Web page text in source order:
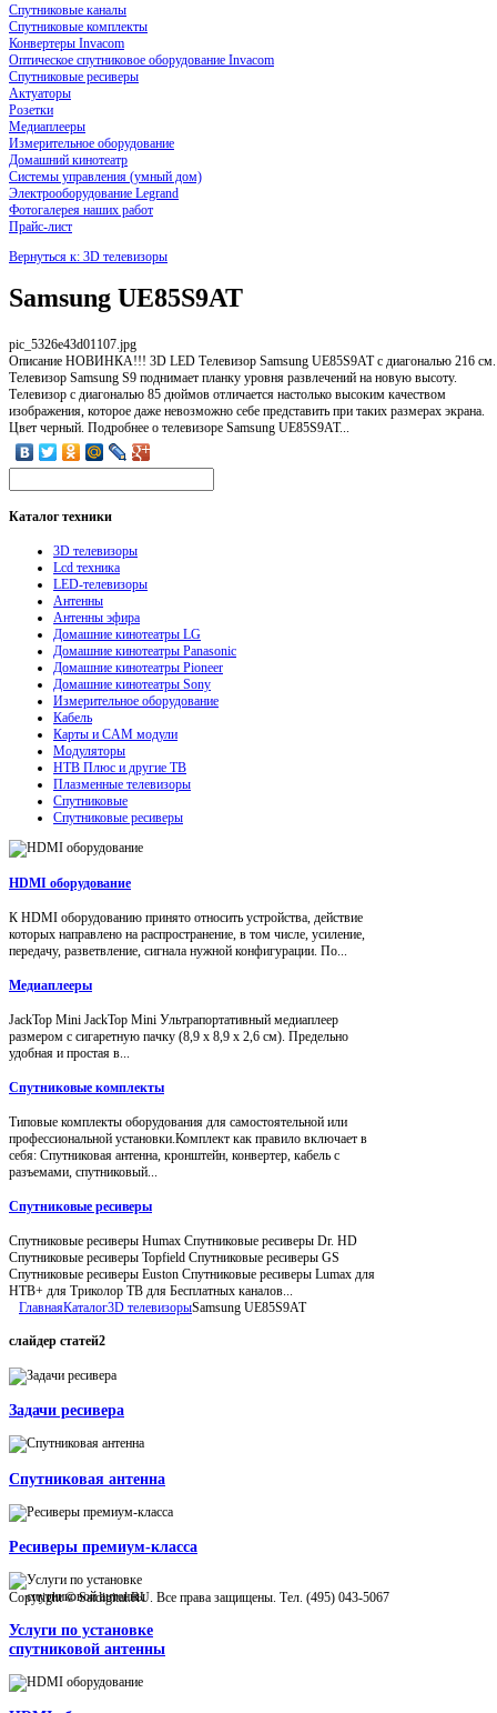
Спутниковые каналы
Спутниковые комплекты
Конвертеры Invacom
Оптическое спутниковое оборудование Invacom
Спутниковые ресиверы
Актуаторы
Розетки
Медиаплееры
Измерительное оборудование
Домашний кинотеатр
Системы управления (умный дом)
Электрооборудование Legrand
Фотогалерея наших работ
Прайс-лист
Вернуться к: 3D телевизоры
Samsung UE85S9AT
pic_5326e43d01107.jpg
Описание НОВИНКА!!! 3D LED Телевизор Samsung UE85S9AT с диагональю 216 см.
Телевизор Samsung S9 поднимает планку уровня развлечений на новую высоту.
Телевизор с диагональю 85 дюймов отличается настолько высоким качеством
изображения, которое даже невозможно себе представить при таких размерах экрана.
Цвет черный. Подробнее о телевизоре Samsung UE85S9AT...
Каталогтехники
3D телевизоры
Lcd техника
LED-телевизоры
Антенны
Антенны эфира
Домашние кинотеатры LG
Домашние кинотеатры Panasonic
Домашние кинотеатры Pioneer
Домашние кинотеатры Sony
Измерительное оборудование
Кабель
Карты и CAM модули
Модуляторы
НТВ Плюс и другие ТВ
Плазменные телевизоры
Спутниковые
Спутниковые ресиверы
HDMI оборудование
К HDMI оборудованию принято относить устройства, действие
которых направлено на распространение, в том числе, усиление,
передачу, разветвление, сигнала нужной конфигурации. По...
Медиаплееры
JackTop Mini JackTop Mini Ультрапортативный медиаплеер
размером с сигаретную пачку (8,9 x 8,9 x 2,6 см). Предельно
удобная и простая в...
Спутниковые комплекты
Типовые комплекты оборудования для самостоятельной или
профессиональной установки.Комплект как правило включает в
себя: Спутниковая антенна, кронштейн, конвертер, кабель с
разъемами, спутниковый...
Спутниковые ресиверы
Спутниковые ресиверы Humax Спутниковые ресиверы Dr. HD
Спутниковые ресиверы Topfield Спутниковые ресиверы GS
Спутниковые ресиверы Euston Спутниковые ресиверы Lumax для
НТВ+ для Триколор ТВ для Бесплатных каналов...
ГлавнаяКаталог3D телевизорыSamsung UE85S9AT
слайдер статей2
Задачи ресивера
Спутниковая антенна
Ресиверы премиум-класса
Услуги по установке
спутниковой антенны
Copyright © Satdigital.RU. Все права защищены. Тел. (495) 043-5067